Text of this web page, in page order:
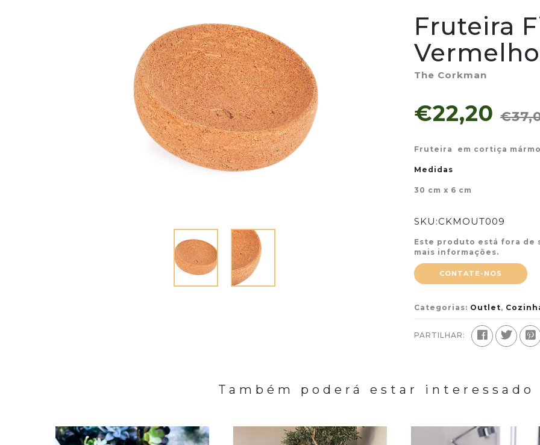
Fruteira
Vermelho
The Corkman
€22,20
Fruteira em cortiça
Medidas
30 cm x 6 cm
SKU:CKMOUT009
Este produto está fora de
mais informações.
CONTATE-NOS
Categorias: Outlet,
PARTILHAR:
Também poderá estar interessado